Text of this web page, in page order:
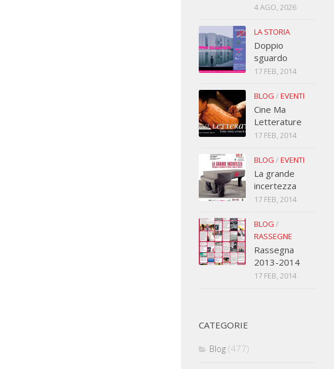
4 AGO, 2026
LA STORIA
Doppio
sguardo
17 FEB, 2014
BLOG /EVENTI
Cine Ma
Letterature
17 FEB, 2014
BLOG /EVENTI
La grande
incertezza
17 FEB, 2014
BLOG /
RASSEGNE
Rassegna
2013-2014
17 FEB, 2014
CATEGORIE
Blog (477)